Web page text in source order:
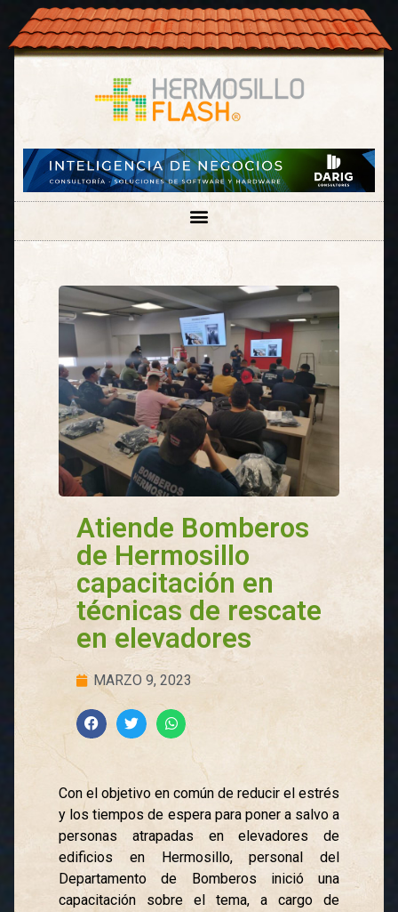
Atiende Bomberos
de Hermosillo
capacitación en
técnicas de rescate
en elevadores
MARZO 9, 2023
Con el objetivo en común de reducir el estrés
y los tiempos de espera para poner a salvo a
personas atrapadas en elevadores de
edificios en Hermosillo, personal del
Departamento de Bomberos inició una
capacitación sobre el tema, a cargo de